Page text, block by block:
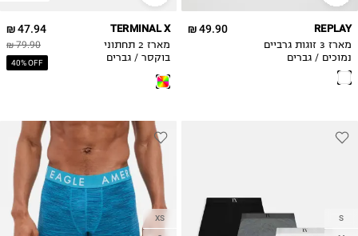
49.90 ₪ REPLAY
מארז 3 זוגות גרביים
נמוכים / גברים
47.94 ₪
79.90 ₪
40% OFF
TERMINAL X
מארז 2 תחתוני
בוקסר / גברים
S
XS